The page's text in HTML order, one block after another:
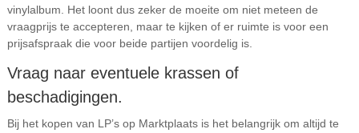
vinylalbum. Het loont dus zeker de moeite om niet meteen de
vraagprijs te accepteren, maar te kijken of er ruimte is voor een
prijsafspraak die voor beide partijen voordelig is.
Vraag naar eventuele krassen of
beschadigingen.
Bij het kopen van LP’s op Marktplaats is het belangrijk om altijd te